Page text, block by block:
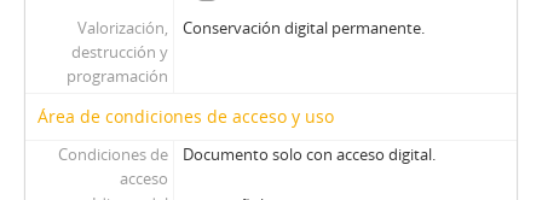
00062 - Té Para Meditar
00065 - Payasos De La Esperanza
00066 - Historia Y Espectáculo
Valorización,
destrucción y
programación
Conservación digital permanente.
Área de condiciones de acceso y uso
Condiciones de
acceso
Documento solo con acceso digital.